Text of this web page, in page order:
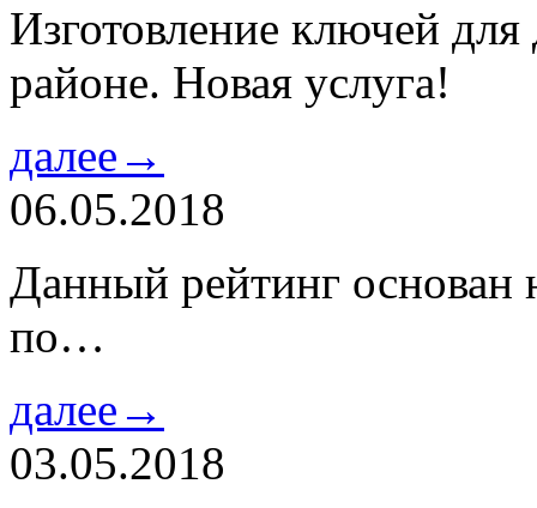
Изготовление ключей
районе. Новая услуга!
далее→
06.05.2018
Данный рейтинг основан
по…
далее→
03.05.2018